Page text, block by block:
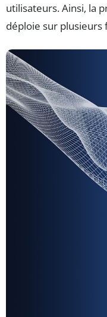
utilisateurs. Ainsi, la
déploie sur